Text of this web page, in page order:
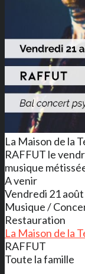
La Maison de la
RAFFUT le
musique
A venir
Vendredi 21
Musique /
Restauration
La Maison de la
RAFFUT
Toute la famille